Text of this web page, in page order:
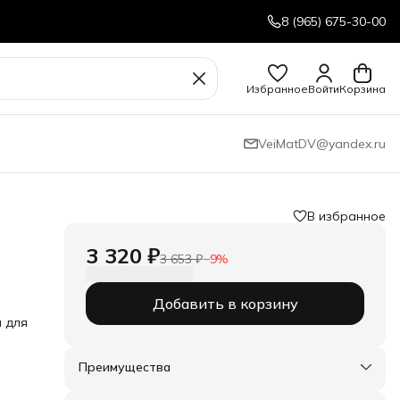
8 (965) 675-30-00
ИзбранноеВойтиКорзина
VeiMatDV@yandex.ru
для
В избранное
3 320 ₽3 653 ₽−9%
Добавить в корзину
Преимущества
Оплата частями в Сплит